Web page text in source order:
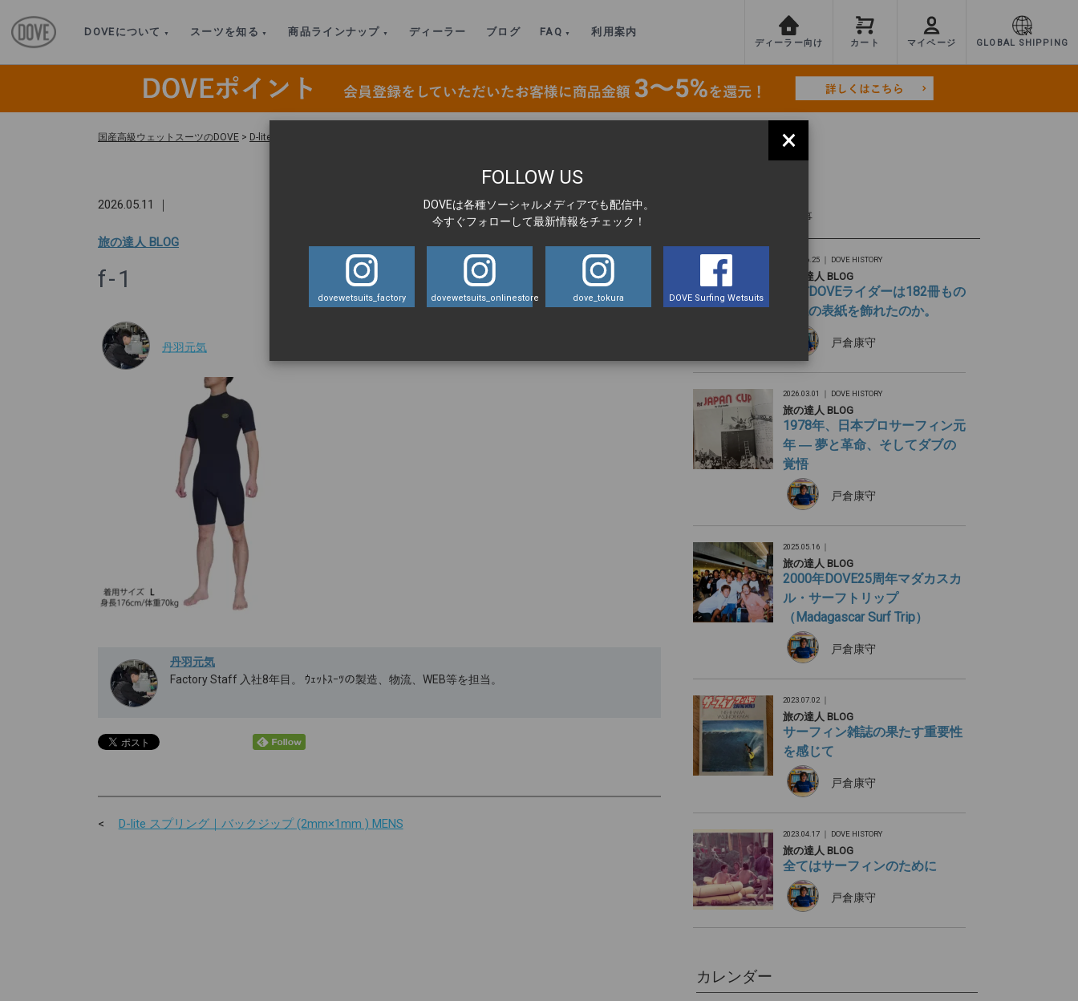
DOVEについて スーツを知る 商品ラインナップ ディーラー ブログ FAQ 利用案内
ディーラー向け カート マイページ GLOBAL SHIPPING
国産高級ウェットスーツのDOVE > D-lite スプリング｜バックジップ (2mm×1mm ) MENS
2026.05.11 ｜
旅の達人 BLOG
f-1
丹羽元気
丹羽元気
Factory Staff 入社8年目。 ｳｪｯﾄｽｰﾂの製造、物流、WEB等を担当。
D-lite スプリング｜バックジップ (2mm×1mm ) MENS
最新記事
2026.06.25 ｜ DOVE HISTORY
旅の達人 BLOG
なぜDOVEライダーは182冊もの
雑誌の表紙を飾れたのか。
戸倉康守
2026.03.01 ｜ DOVE HISTORY
旅の達人 BLOG
1978年、日本プロサーフィン元
年 ― 夢と革命、そしてダブの
覚悟
戸倉康守
2025.05.16 ｜
旅の達人 BLOG
2000年DOVE25周年マダカスカ
ル・サーフトリップ
（Madagascar Surf Trip）
戸倉康守
2023.07.02 ｜
旅の達人 BLOG
サーフィン雑誌の果たす重要性
を感じて
戸倉康守
2023.04.17 ｜ DOVE HISTORY
旅の達人 BLOG
全てはサーフィンのために
戸倉康守
カレンダー
×
FOLLOW US
DOVEは各種ソーシャルメディアでも配信中。
今すぐフォローして最新情報をチェック！
dovewetsuits_factory dovewetsuits_onlinestore dove_tokura DOVE Surfing Wetsuits